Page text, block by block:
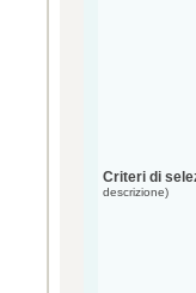
Criteri di
descrizione)